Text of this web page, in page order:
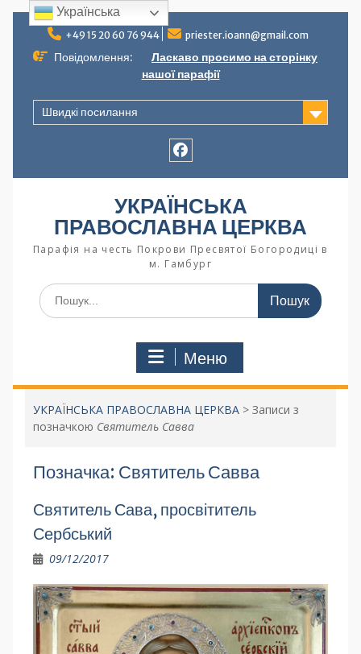
+49 15 20 60 76 944 priester.ioann@gmail.com
Повідомлення:
Ласкаво просимо на сторінку
нашої парафії
Швидкі посилання
УКРАЇНСЬКА
ПРАВОСЛАВНА ЦЕРКВА
Парафія на честь Покрови Пресвятої Богородиці в
м. Гамбург
Меню
УКРАЇНСЬКА ПРАВОСЛАВНА ЦЕРКВА> Записи з
позначкою Святитель Савва
Позначка: Святитель Савва
Святитель Сава, просвітитель
Сербський
09/12/2017
Українська